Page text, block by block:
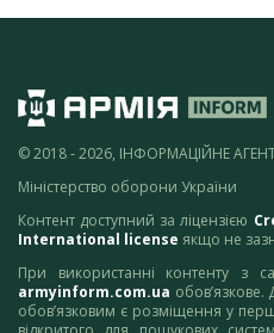
© 2018 - 2026, ІНФОРМАЦІЙНЕ
Міністерство оборони України
Контент доступний за ліцензією
International license якщо не
При використанні контенту з
armyinform.com.ua обов’язкове.
обов’язковим є розміщення у